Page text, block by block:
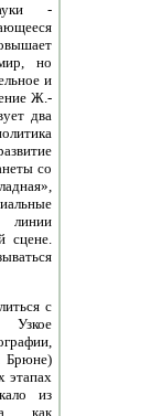
-
но
и
Ж.-
два
со
линии
сцене.
с
Брюне)
этапах
из
как